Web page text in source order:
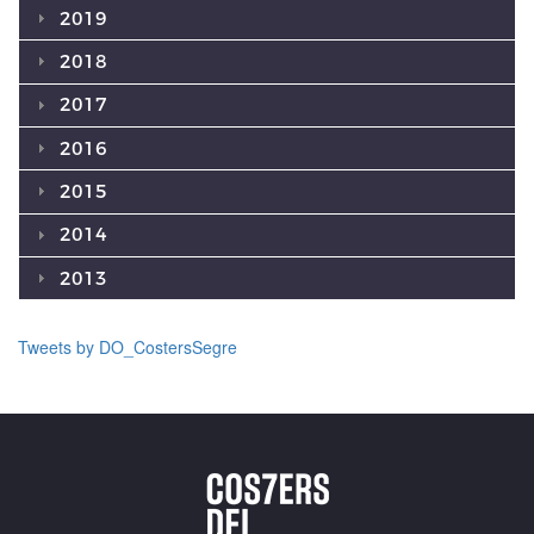
2019
2018
2017
2016
2015
2014
2013
Tweets by DO_CostersSegre